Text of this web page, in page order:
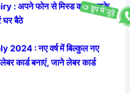
: अपने फोन से मिस्ड कॉल करके
घर बैठे
: नए वर्ष में बिल्कुल नए
कार्ड बनाएं, जाने लेबर कार्ड